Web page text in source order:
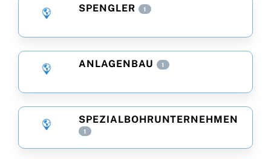
SPENGLER 1
ANLAGENBAU 1
SPEZIALBOHRUNTERNEHMEN
1